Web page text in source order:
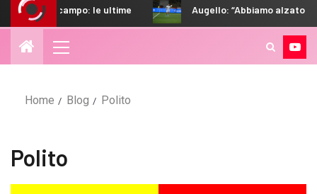
le ultime Augello: “Abbiamo alzato il livello.
Home Blog Polito
Polito